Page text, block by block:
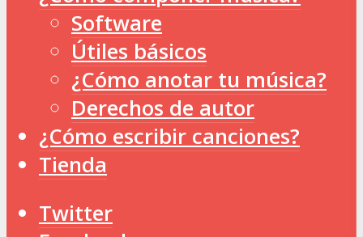
Software
Útiles básicos
¿Cómo anotar tu música?
Derechos de autor
¿Cómo escribir canciones?
Tienda
Twitter